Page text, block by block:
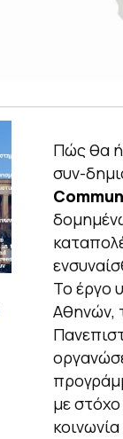
Πώς θα
συν-
Το έργο
Αθηνών,
με